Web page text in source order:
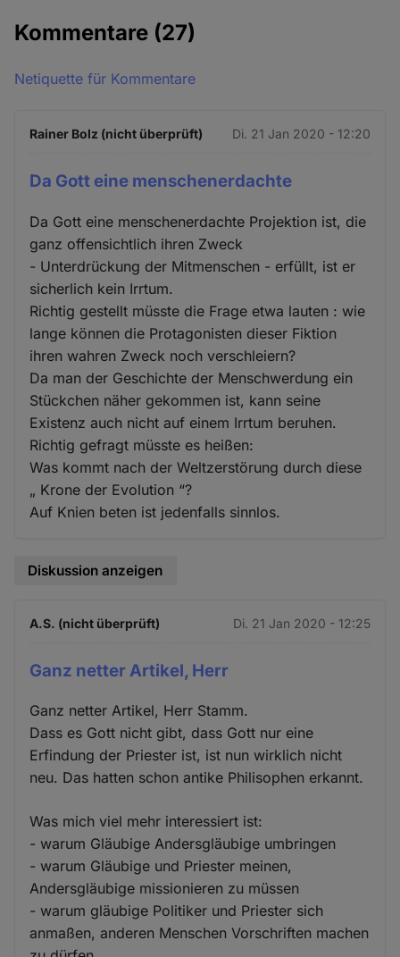
Kommentare (27)
Netiquette für Kommentare
Rainer Bolz (nicht überprüft) Di. 21 Jan 2020 - 12:20
Da Gott eine menschenerdachte
Da Gott eine menschenerdachte Projektion ist, die
ganz offensichtlich ihren Zweck
- Unterdrückung der Mitmenschen - erfüllt, ist er
sicherlich kein Irrtum.
Richtig gestellt müsste die Frage etwa lauten : wie
lange können die Protagonisten dieser Fiktion
ihren wahren Zweck noch verschleiern?
Da man der Geschichte der Menschwerdung ein
Stückchen näher gekommen ist, kann seine
Existenz auch nicht auf einem Irrtum beruhen.
Richtig gefragt müsste es heißen:
Was kommt nach der Weltzerstörung durch diese
„ Krone der Evolution “?
Auf Knien beten ist jedenfalls sinnlos.
Diskussion anzeigen
A.S. (nicht überprüft) Di. 21 Jan 2020 - 12:25
Ganz netter Artikel, Herr
Ganz netter Artikel, Herr Stamm.
Dass es Gott nicht gibt, dass Gott nur eine
Erfindung der Priester ist, ist nun wirklich nicht
neu. Das hatten schon antike Philisophen erkannt.
Was mich viel mehr interessiert ist:
- warum Gläubige Andersgläubige umbringen
- warum Gläubige und Priester meinen,
Andersgläubige missionieren zu müssen
- warum gläubige Politiker und Priester sich
anmaßen, anderen Menschen Vorschriften machen